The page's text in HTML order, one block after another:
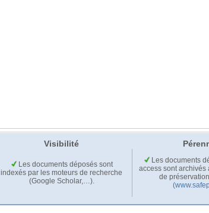
Visibilité
Les documents déposés sont
indexés par les moteurs de recherche
(Google Scholar,…).
Les documents
access sont archivés
de